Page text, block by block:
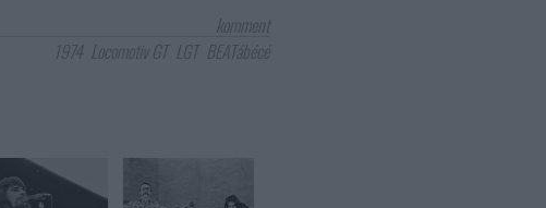
komment
1974 Locomotiv GT LGT BEATábécé